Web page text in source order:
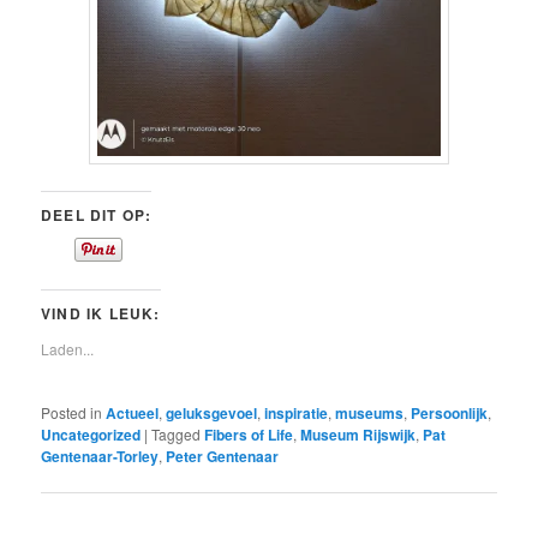
DEEL DIT OP:
VIND IK LEUK:
Laden...
Posted in Actueel,geluksgevoel,inspiratie,museums, Persoonlijk,
Uncategorized |Tagged Fibers of Life,Museum Rijswijk, Pat
Gentenaar-Torley, Peter Gentenaar